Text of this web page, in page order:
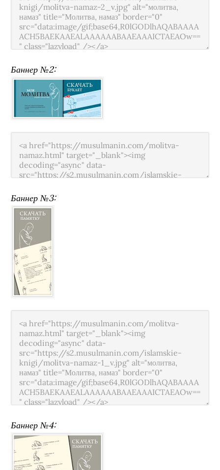
Баннер №2:
Баннер №3:
Баннер №4: